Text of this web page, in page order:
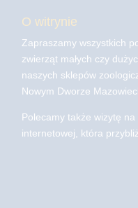
O witrynie
Zapraszamy wszystkich
zwierząt małych czy
naszych sklepów
Nowym Dworze
Polecamy także wizytę
internetowej, która